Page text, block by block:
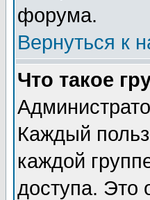
форума.
Вернуться к
Что такое
Каждый
каждой
доступа. Это